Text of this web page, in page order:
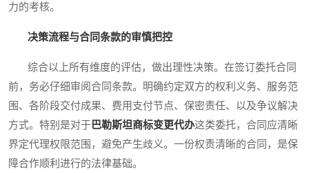
力的考核。
决策流程与合同条款的审慎把控
综合以上所有维度的评估，做出理性决策。在签订委托合同
前，务必仔细审阅合同条款。明确约定双方的权利义务、服务范
围、各阶段交付成果、费用支付节点、保密责任、以及争议解决
方式。特别是对于巴勒斯坦商标变更代办这类委托，合同应清晰
界定代理权限范围，避免产生歧义。一份权责清晰的合同，是保
障合作顺利进行的法律基础。